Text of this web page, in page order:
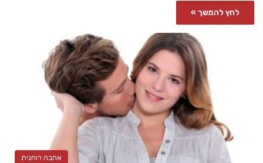
לחץ להמשך »
אהבה רוחנית